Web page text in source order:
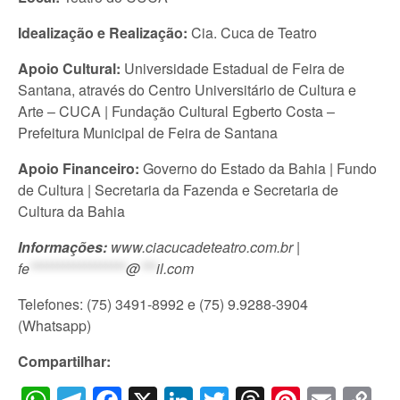
Idealização e Realização: Cia. Cuca de Teatro
Apoio Cultural: Universidade Estadual de Feira de
Santana, através do Centro Universitário de Cultura e
Arte – CUCA | Fundação Cultural Egberto Costa –
Prefeitura Municipal de Feira de Santana
Apoio Financeiro: Governo do Estado da Bahia | Fundo
de Cultura | Secretaria da Fazenda e Secretaria de
Cultura da Bahia
Informações: www.ciacucadeteatro.com.br|
fe
@
il.com
Telefones: (75) 3491-8992 e (75) 9.9288-3904
(Whatsapp)
Compartilhar: